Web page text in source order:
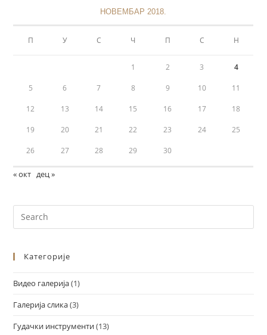
НОВЕМБАР 2018.
П У С Ч П С Н
1 2 3 4
5 6 7 8 9 10 11
12 13 14 15 16 17 18
19 20 21 22 23 24 25
26 27 28 29 30
« окт дец »
Категорије
Видео галерија(1)
Галерија слика(3)
Гудачки инструменти(13)